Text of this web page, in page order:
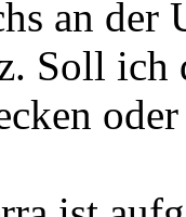
an der
Soll